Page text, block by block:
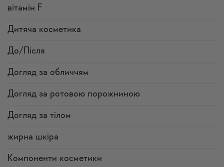
вітамін F
Дитяча косметика
До/Після
Догляд за обличчям
Догляд за ротовою порожниною
Догляд за тілом
жирна шкіра
Компоненти косметики